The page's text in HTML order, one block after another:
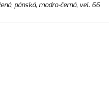
pánská, modro-černá, vel. 66